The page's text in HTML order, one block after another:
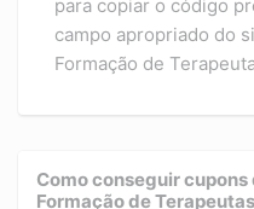
para copiar o código
campo apropriado do
Formação de
Como conseguir
Formação de